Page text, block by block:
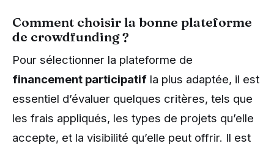
Comment choisir la bonne plateforme
de crowdfunding ?
Pour sélectionner la plateforme de
financement participatif la plus adaptée, il est
essentiel d’évaluer quelques critères, tels que
les frais appliqués, les types de projets qu’elle
accepte, et la visibilité qu’elle peut offrir. Il est